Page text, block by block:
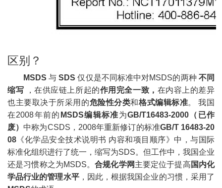
区别？
MSDS 与SDS 仅仅是不同标准中对MSDS的两种 不同
缩写 ，在供应链上所起的作用完全一致， 在内容上的差异
也主要取决于所采用的危险性分类和格式编辑标准。 我国
在2008年前的 MSDS编辑标准为GB/T16483-2000（已作
废） 中称为CSDS，2008年重新修订的标准GB/T 16483-20
08 《化学品安全技术说明书 内容和项目顺序》中，与国际
标准化组织进行了统一，缩写为SDS。但工作中，我国企业
还是习惯称之为MSDS。合规化学网 主要定位于提高 国内化
学品行业的管理水平，因此，根据我国企业的习惯，采用了